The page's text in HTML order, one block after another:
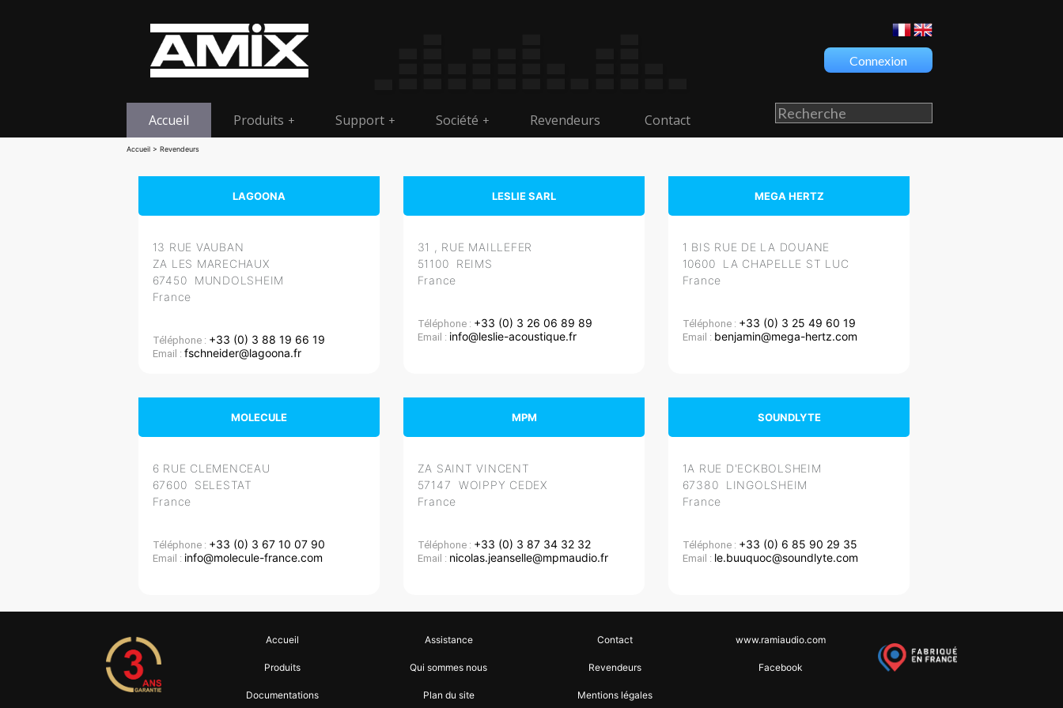
Connexion
Accueil Produits + Support + Société + Revendeurs Contact
Accueil > Revendeurs
LAGOONA
13 RUE VAUBAN
ZA LES MARECHAUX
67450 MUNDOLSHEIM
France
Téléphone : +33 (0) 3 88 19 66 19
Email : fschneider@lagoona.fr
LESLIE SARL
31 , RUE MAILLEFER
51100 REIMS
France
Téléphone : +33 (0) 3 26 06 89 89
Email : info@leslie-acoustique.fr
MEGA HERTZ
1 BIS RUE DE LA DOUANE
10600 LA CHAPELLE ST LUC
France
Téléphone : +33 (0) 3 25 49 60 19
Email : benjamin@mega-hertz.com
MOLECULE
6 RUE CLEMENCEAU
67600 SELESTAT
France
Téléphone : +33 (0) 3 67 10 07 90
Email : info@molecule-france.com
MPM
ZA SAINT VINCENT
57147 WOIPPY CEDEX
France
Téléphone : +33 (0) 3 87 34 32 32
Email : nicolas.jeanselle@mpmaudio.fr
SOUNDLYTE
1A RUE D'ECKBOLSHEIM
67380 LINGOLSHEIM
France
Téléphone : +33 (0) 6 85 90 29 35
Email : le.buuquoc@soundlyte.com
Accueil
Produits
Documentations
Assistance
Qui sommes nous
Plan du site
Contact
Revendeurs
Mentions légales
www.ramiaudio.com
Facebook